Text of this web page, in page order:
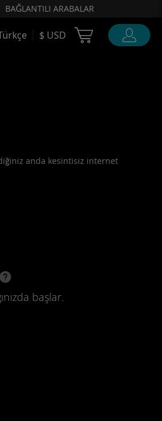
BAĞLANTILI ARABALAR
$ USD Cart Ubigi
anda kesintisiz internet
başlar.